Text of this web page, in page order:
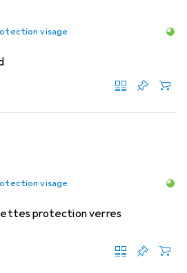
visage
visage
protection verres